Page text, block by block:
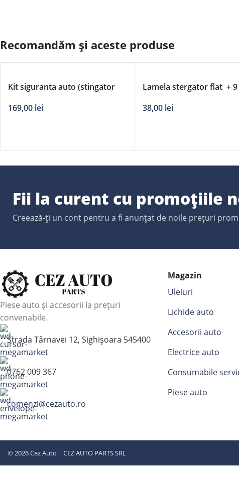
Recomandăm și aceste produse
Kit siguranta auto (stingator
2*triunghi reflect, vesta reflect,
169,00 lei
Lamela stergator flat + 9
38,00 lei
Fii la curent cu promoțiile
Creează-ți un cont pentru a fi anunțat de noile prețuri
Piese auto și accesorii la prețuri
convenabile.
Strada Târnavei 12, Sighișoara 545400
0762 009 367
comenzi@cezauto.ro
Magazin
Uleiuri
Lichide auto
Accesorii auto
Electrice auto
Consumabile
Piese auto
© 2026 Cez Auto | CEZ AUTO PARTS SRL